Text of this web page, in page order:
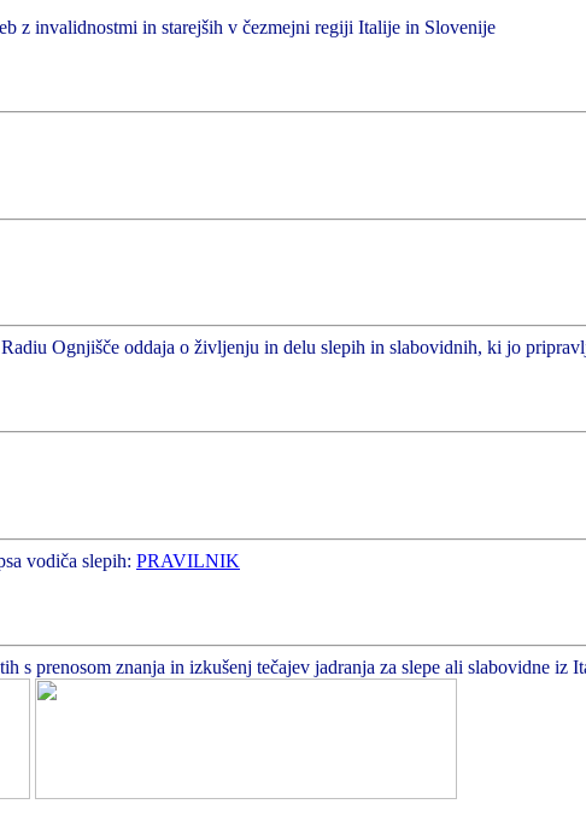
z invalidnostmi in starejših v čezmejni regiji Italije in Slovenije
Ognjišče oddaja o življenju in delu slepih in slabovidnih, ki jo
vodiča slepih: PRAVILNIK
prenosom znanja in izkušenj tečajev jadranja za slepe ali slabovidne iz